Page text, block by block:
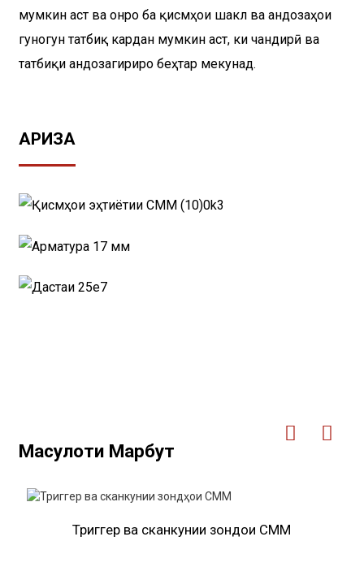
мумкин аст ва онро ба қисмҳои шакл ва андозаҳои
гуногун татбиқ кардан мумкин аст, ки чандирӣ ва
татбиқи андозагириро беҳтар мекунад.
АРИЗА
Маҳсулоти Марбут
Триггер ва сканкунии зондҳои CMM